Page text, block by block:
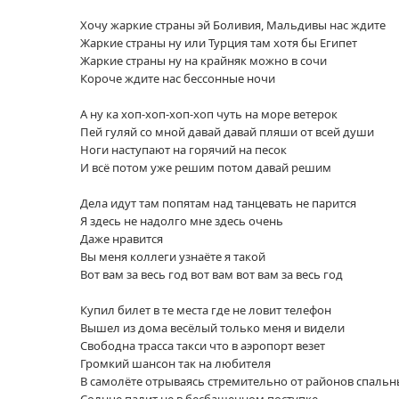
Хочу жаркие страны эй Боливия, Мальдивы нас ждите
Жаркие страны ну или Турция там хотя бы Египет
Жаркие страны ну на крайняк можно в сочи
Короче ждите нас бессонные ночи
А ну ка хоп-хоп-хоп-хоп чуть на море ветерок
Пей гуляй со мной давай давай пляши от всей души
Ноги наступают на горячий на песок
И всё потом уже решим потом давай решим
Дела идут там попятам над танцевать не парится
Я здесь не надолго мне здесь очень
Даже нравится
Вы меня коллеги узнаёте я такой
Вот вам за весь год вот вам вот вам за весь год
Купил билет в те места где не ловит телефон
Вышел из дома весёлый только меня и видели
Свободна трасса такси что в аэропорт везет
Громкий шансон так на любителя
В самолёте отрываясь стремительно от районов